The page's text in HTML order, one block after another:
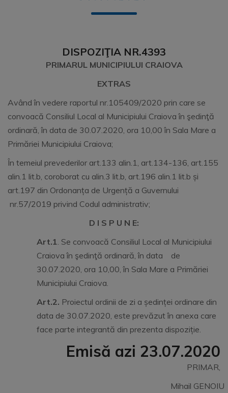
DISPOZIŢIA NR.4393
PRIMARUL MUNICIPIULUI CRAIOVA
EXTRAS
Având în vedere raportul nr.105409/2020 prin care se
convoacă Consiliul Local al Municipiului Craiova în şedinţă
ordinară, în data de 30.07.2020, ora 10,00 în Sala Mare a
Primăriei Municipiului Craiova;
În temeiul prevederilor art.133 alin.1, art.134-136, art.155
alin.1 lit.b, coroborat cu alin.3 lit.b, art.196 alin.1 lit.b și
art.197 din Ordonanța de Urgență a Guvernului
nr.57/2019 privind Codul administrativ;
D I S P U N E:
Art.1. Se convoacă Consiliul Local al Municipiului
Craiova în şedinţă ordinară, în data de
30.07.2020, ora 10,00, în Sala Mare a Primăriei
Municipiului Craiova.
Art.2. Proiectul ordinii de zi a ședinței ordinare din
data de 30.07.2020, este prevăzut în anexa care
face parte integrantă din prezenta dispoziție.
Emisă azi 23.07.2020
PRIMAR,
Mihail GENOIU